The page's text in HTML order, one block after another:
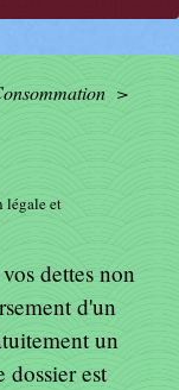
>
légale et
dettes non
d'un
un
dossier est